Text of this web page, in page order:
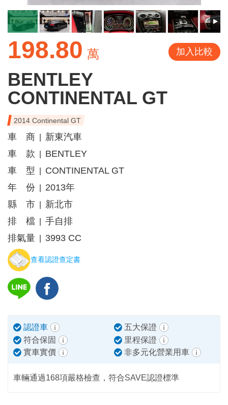
198.80 萬 加入比較
BENTLEY
CONTINENTAL GT
2014 Continental GT
車 商
新東汽車
車 款
BENTLEY
車 型
CONTINENTAL GT
年 份
2013年
縣 市
新北市
排 檔
手自排
排氣量
3993 CC
查看認證查定書
認證車
五大保證
符合保固
里程保證
實車實價
非多元化營業用車
車輛通過168項嚴格檢查，符合SAVE認證標準